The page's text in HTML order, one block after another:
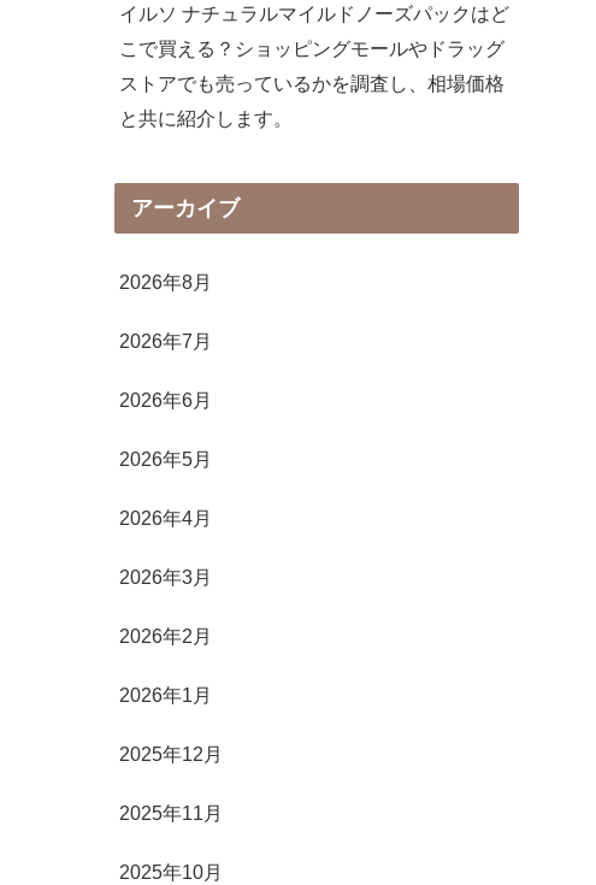
イルソ ナチュラルマイルドノーズパックはど
こで買える？ショッピングモールやドラッグ
ストアでも売っているかを調査し、相場価格
と共に紹介します。
アーカイブ
2026年8月
2026年7月
2026年6月
2026年5月
2026年4月
2026年3月
2026年2月
2026年1月
2025年12月
2025年11月
2025年10月